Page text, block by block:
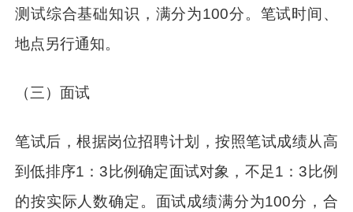
测试综合基础知识，满分为100分。笔试时间、
地点另行通知。
（三）面试
笔试后，根据岗位招聘计划，按照笔试成绩从高
到低排序1：3比例确定面试对象，不足1：3比例
的按实际人数确定。面试成绩满分为100分，合